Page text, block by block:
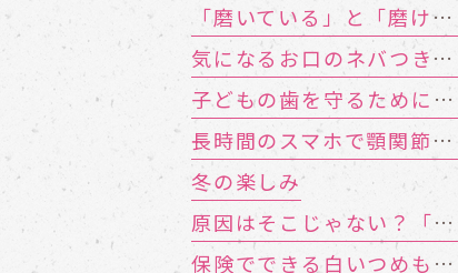
「磨いている」と「磨けている」は別物!?歯ブラシが届かない汚れの対策
気になるお口のネバつき、放置しても大丈夫？
子どもの歯を守るために 知っておきたい「むし歯の4要素」
長時間のスマホで顎関節症に!? お口のトラブルを招く「TCH（歯列接触癖）」とは
冬の楽しみ
原因はそこじゃない？「歯の痛み」の意外な落とし穴
保険でできる白いつめもの「CR（コンポジットレジン）」とは？